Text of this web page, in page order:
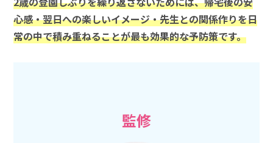
心感・翌日への楽しいイメージ・先生との関係作りを日
常の中で積み重ねることが最も効果的な予防策です。
監修